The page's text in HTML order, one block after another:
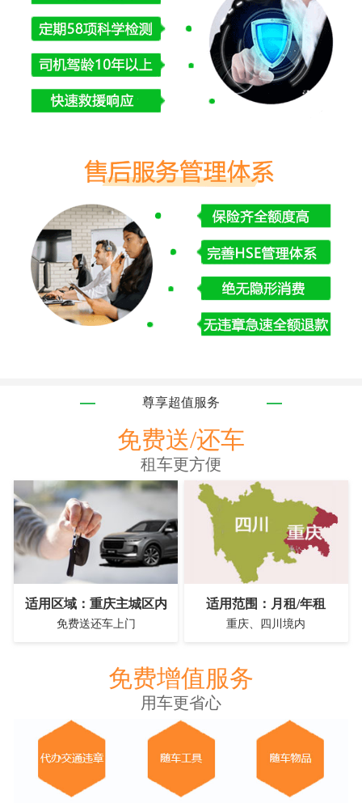
尊享超值服务
免费送/还车
租车更方便
适用区域：重庆主城区内
免费送还车上门
适用范围：月租/年租
重庆、四川境内
免费增值服务
用车更省心